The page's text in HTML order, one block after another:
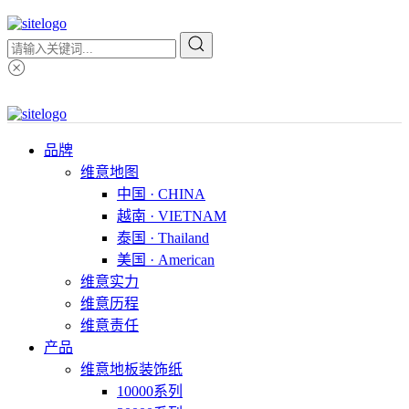
品牌
维意地图
中国 · CHINA
越南 · VIETNAM
泰国 · Thailand
美国 · American
维意实力
维意历程
维意责任
产品
维意地板装饰纸
10000系列